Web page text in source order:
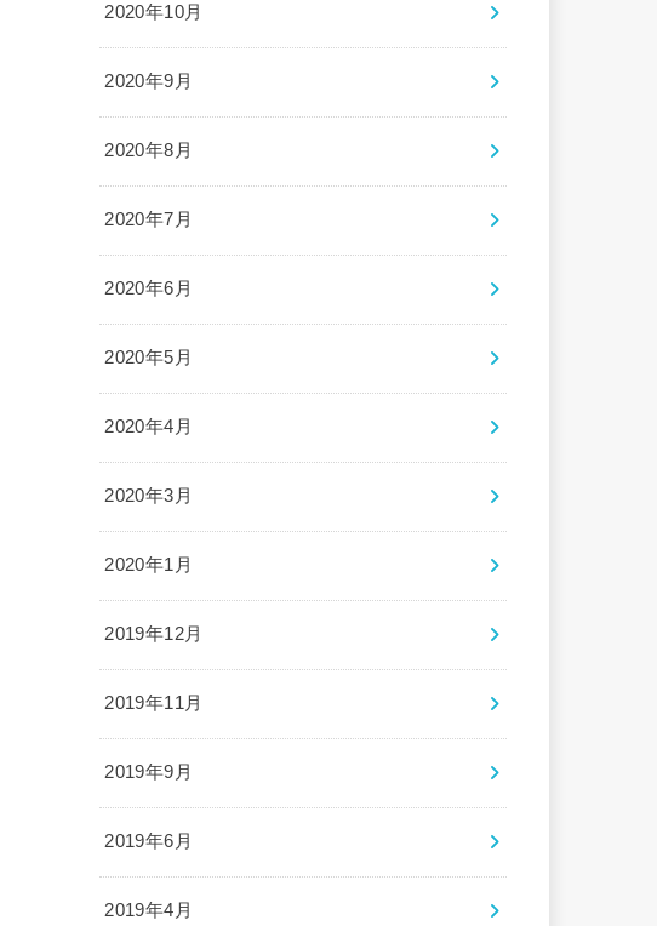
2020年10月
2020年9月
2020年8月
2020年7月
2020年6月
2020年5月
2020年4月
2020年3月
2020年1月
2019年12月
2019年11月
2019年9月
2019年6月
2019年4月